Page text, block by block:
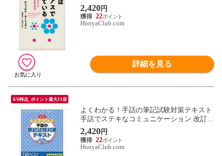
ュ 高橋達二 長谷川珈
2,420円
22
HonyaClub.com
詳細を見る
8/6時点_ポイント最大11倍
よくわかる！手話の筆記試験対策テキスト
手話でステキなコミュニケーション 改訂 /
全国手話研修センター
2,420円
22
HonyaClub.com